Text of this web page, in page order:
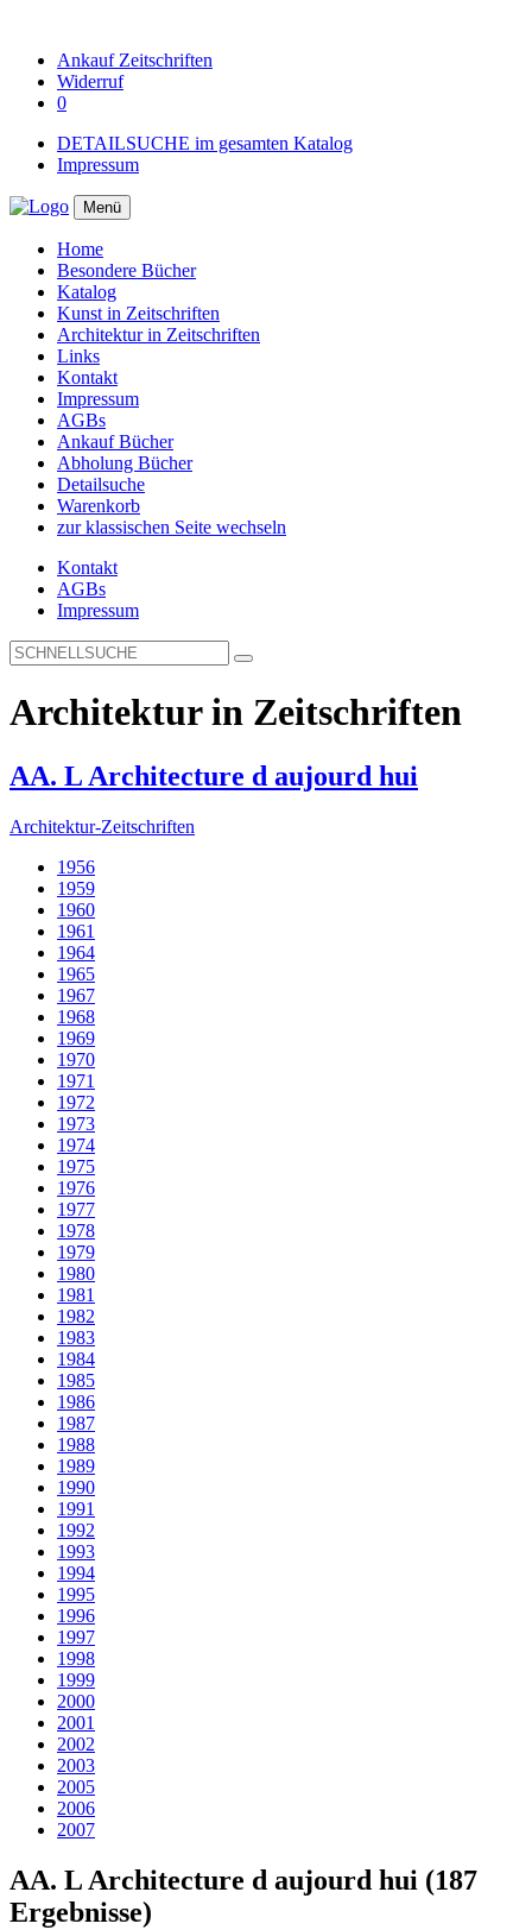
AnkaufZeitschriften
Widerruf
0
DETAILSUCHE im gesamten Katalog
Impressum
Menü
Home
Besondere Bücher
Katalog
Kunst in Zeitschriften
Architektur in Zeitschriften
Links
Kontakt
Impressum
AGBs
Ankauf Bücher
Abholung Bücher
Detailsuche
Warenkorb
zur klassischen Seite wechseln
Kontakt
AGBs
Impressum
Architektur in Zeitschriften
AA. L Architecture d aujourd hui
Architektur-Zeitschriften
1956
1959
1960
1961
1964
1965
1967
1968
1969
1970
1971
1972
1973
1974
1975
1976
1977
1978
1979
1980
1981
1982
1983
1984
1985
1986
1987
1988
1989
1990
1991
1992
1993
1994
1995
1996
1997
1998
1999
2000
2001
2002
2003
2005
2006
2007
AA. L Architecture d aujourd hui (187
Ergebnisse)